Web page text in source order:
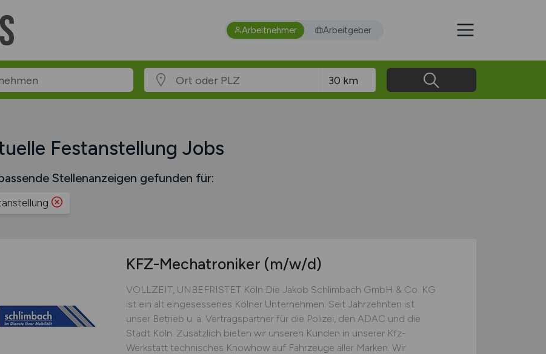
Arbeitnehmer Arbeitgeber
Festanstellung Jobs
Stellenanzeigen gefunden für:
KFZ-Mechatroniker (m/w/d)
VOLLZEIT, UNBEFRISTET Köln Die Jakob Schlimbach GmbH & Co. KG
ist ein alt eingesessenes Kölner Unternehmen. Seit Jahrzehnten ist
unser Betrieb u. a. Vertragspartner für die Polizei, den ADAC und die
Stadt Köln. Zusätzlich bieten wir unseren Kunden in unserer Kfz-
Werkstatt technisches Knowhow auf Fahrzeuge aller Marken. Wir